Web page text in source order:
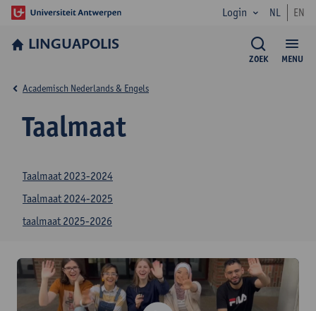
Login NL EN
LINGUAPOLIS
MENU
ZOEK
Taalmaat
Academisch Nederlands & Engels
Taalmaat 2023-2024
Taalmaat 2024-2025
taalmaat 2025-2026